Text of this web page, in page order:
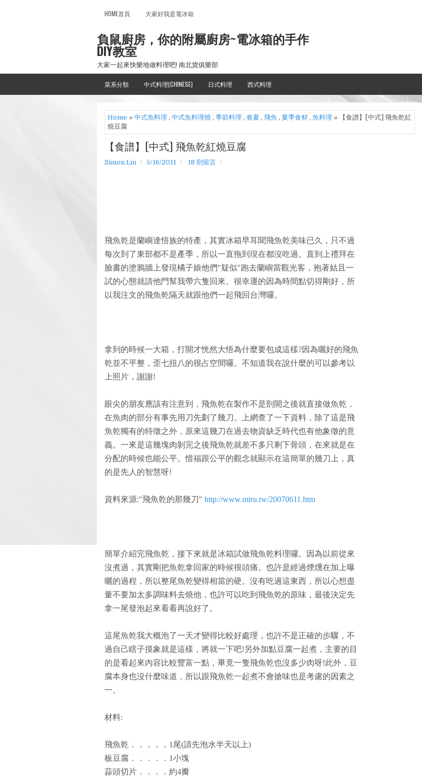
HOME首頁 大家好我是電冰箱
負鼠廚房，你的附屬廚房~電冰箱的手作
DIY教室
大家一起來快樂地做料理吧! 南北貨俱樂部
菜系分類 中式料理(CHINESE) 日式料理 西式料理
Home » 中式魚料理 , 中式魚料理燒 , 季節料理 , 春夏 , 飛魚 , 夏季食材 , 魚料理 » 【食譜】[中式] 飛魚乾紅
燒豆腐
【食譜】[中式] 飛魚乾紅燒豆腐
Simon Lin 5/16/2011 18 則留言
飛魚乾是蘭嶼達悟族的特產，其實冰箱早耳聞飛魚乾美味已久，只不過
每次到了東部都不是產季，所以一直拖到現在都沒吃過。直到上禮拜在
臉書的塗鴉牆上發現橘子娘他們"疑似"跑去蘭嶼當觀光客，抱著姑且一
試的心態就請他門幫我帶六隻回來。很幸運的因為時間點切得剛好，所
以我注文的飛魚乾隔天就跟他們一起飛回台灣囉。
拿到的時候一大箱，打開才恍然大悟為什麼要包成這樣?因為曬好的飛魚
乾並不平整，歪七扭八的很占空間囉。不知道我在說什麼的可以參考以
上照片，謝謝!
眼尖的朋友應該有注意到，飛魚乾在製作不是剖開之後就直接做魚乾，
在魚肉的部分有事先用刀先劃了幾刀。上網查了一下資料，除了這是飛
魚乾獨有的特徵之外，原來這幾刀在過去物資缺乏時代也有他象徵的意
義。一來是這幾塊肉剝完之後飛魚乾就差不多只剩下骨頭，在來就是在
分配的時候也能公平。惜福跟公平的觀念就顯示在這簡單的幾刀上，真
的是先人的智慧呀!
資料來源:"飛魚乾的那幾刀" http://www.miru.tw/20070611.htm
簡單介紹完飛魚乾，接下來就是冰箱試做飛魚乾料理囉。因為以前從來
沒煮過，其實剛把魚乾拿回家的時候很頭痛。也許是經過煙燻在加上曝
曬的過程，所以整尾魚乾變得相當的硬。沒有吃過這東西，所以心想盡
量不要加太多調味料去燒他，也許可以吃到飛魚乾的原味，最後決定先
拿一尾發泡起來看看再說好了。
這尾魚乾我大概泡了一天才變得比較好處理，也許不是正確的步驟，不
過自己瞎子摸象就是這樣，將就一下吧!另外加點豆腐一起煮，主要的目
的是看起來內容比較豐富一點，畢竟一隻飛魚乾也沒多少肉呀!此外，豆
腐本身也沒什麼味道，所以跟飛魚乾一起煮不會搶味也是考慮的因素之
一。
材料:
飛魚乾．．．．．1尾(請先泡水半天以上)
板豆腐．．．．．1小塊
蒜頭切片．．．．約4瓣